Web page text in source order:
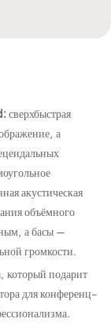
сверхбыстрая
а
акустическая
объёмного
а басы —
громкости.
который подарит
для конференц-